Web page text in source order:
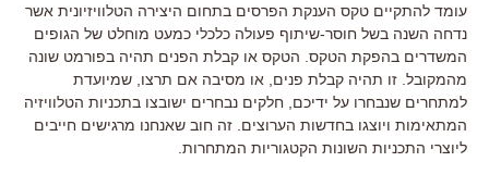
עומד להתקיים טקס הענקת הפרסים בתחום היצירה הטלוויזיונית אשר
נדחה השנה בשל חוסר-שיתוף פעולה כלכלי כמעט מוחלט של הגופים
המשדרים בהפקת הטקס. הטקס או קבלת הפנים תהיה בפורמט שונה
מהמקובל. זו תהיה קבלת פנים, או מסיבה אם תרצו, שמיועדת
למתחרים שנבחרו על ידיכם, חלקים נבחרים ישובצו בתכניות הטלוויזיה
המתאימות ויוצגו בחדשות הערוצים. זה חוב שאנחנו מרגישים חייבים
ליוצרי התכניות השונות הקטגוריות המתחרות.